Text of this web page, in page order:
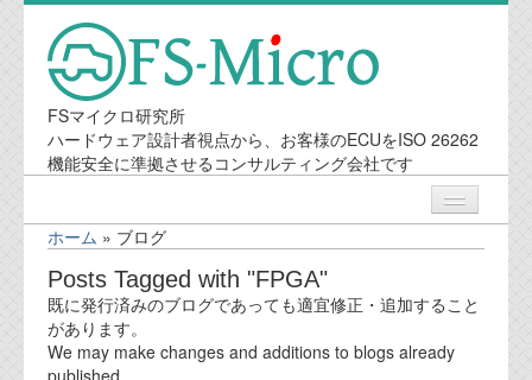
FSマイクロ研究所
ハードウェア設計者視点から、お客様のECUをISO 26262
機能安全に準拠させるコンサルティング会社です
ニュース
業務内容
ホーム » ブログ
Posts Tagged with "FPGA"
既に発行済みのブログであっても適宜修正・追加すること
があります。
We may make changes and additions to blogs already
published.